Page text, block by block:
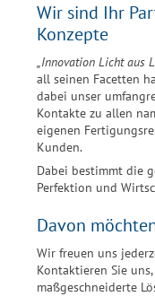
Wir sind Ihr
Konzepte
„Innovation Licht aus
all seinen Facetten
dabei unser
Kontakte zu allen
eigenen
Kunden.
Dabei bestimmt die
Perfektion und
Davon
Wir freuen uns
Kontaktieren Sie
maßgeschneiderte